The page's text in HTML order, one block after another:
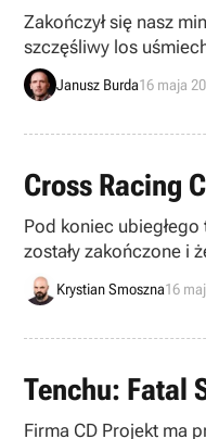
Zakończył się nasz
szczęśliwy los
Janusz Burda16 maja
Cross Racing
Pod koniec
zostały zakończone i
Krystian Smoszna16
Tenchu: Fatal
Firma CD Projekt ma